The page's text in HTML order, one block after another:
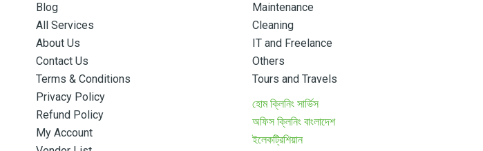
Blog
All Services
About Us
Contact Us
Terms & Conditions
Privacy Policy
Refund Policy
My Account
Maintenance
Cleaning
IT and Freelance
Others
Tours and Travels
হোম ক্লিনিং সার্ভিস
অফিস ক্লিনিং বাংলাদেশ
ইলেকট্রিশিয়ান